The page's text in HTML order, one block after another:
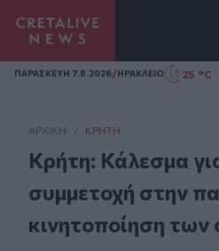
Homepage
ΠΑΡΑΣΚΕΥΗ 7.8.2026/ΗΡΑΚΛΕΙΟ 25 °C
ΑΡΧΙΚΗ / ΚΡΉΤΗ
Κρήτη: Κάλεσμα
συμμετοχή στην
κινητοποίηση